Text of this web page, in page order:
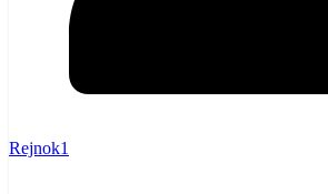
Rejnok1